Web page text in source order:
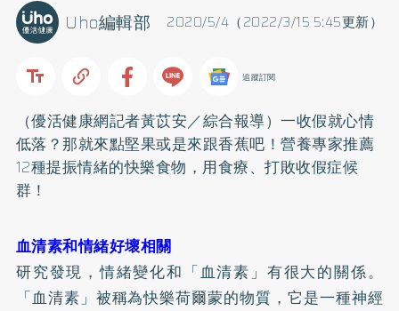
2020/5/4（2022/3/15 5:45更新）
Uho編輯部
追蹤訂閱
（優活健康網記者黃苡安／綜合報導）一收假就心情
低落？那就來點堅果或是來跟香蕉吧！營養專家推薦
12種提振情緒的快樂食物，用食療、打敗收假症候
群！
血清素和情緒好壞相關
研究發現，情緒變化和「血清素」有很大的關係。
「血清素」被稱為快樂荷爾蒙的物質，它是一種神經